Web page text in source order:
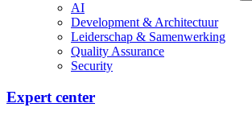
AI
Development & Architectuur
Leiderschap & Samenwerking
Quality Assurance
Security
Expert center